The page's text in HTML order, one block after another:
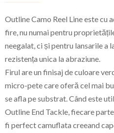
Outline Camo Reel Line este cu
fire, nu numai pentru
neegalat, ci și pentru lansarile a
rezistența unica la abraziune.
Firul are un finisaj de culoare
micro-pete care oferă cel mai
se afla pe substrat. Când este
Outline End Tackle, fiecare
fi perfect camuflata creeand